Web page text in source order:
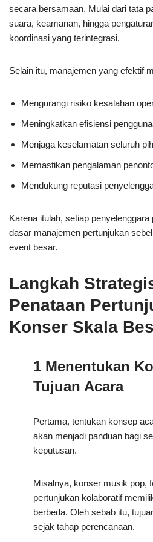
secara bersamaan. Mulai dari tata
suara, keamanan, hingga
koordinasi yang terintegrasi.
Selain itu, manajemen yang efektif
Mengurangi risiko kesalahan
Meningkatkan efisiensi
Menjaga keselamatan seluruh
Memastikan pengalaman
Mendukung reputasi
Karena itulah, setiap
dasar manajemen pertunjukan
event besar.
Langkah
Penataan
Konser Skala
1 Menentukan
Tujuan Acara
Pertama, tentukan konsep
akan menjadi panduan bagi
keputusan.
Misalnya, konser musik pop,
pertunjukan kolaboratif
berbeda. Oleh sebab itu,
sejak tahap perencanaan.